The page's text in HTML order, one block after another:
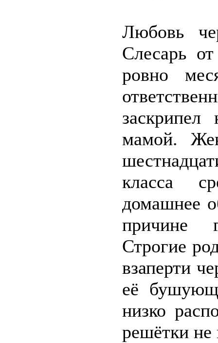
Любовь
Слесарь
ровно
мамой.
класса
домашнее
причине
Строгие
взаперти
её
низко
решётки не